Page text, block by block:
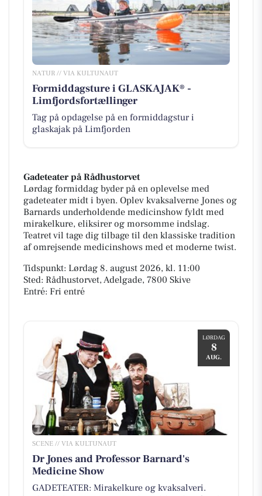
NATUR // VIA KULTUNAUT
Formiddagsture i GLASKAJAK® -
Limfjordsfortællinger
Tag på opdagelse på en formiddagstur i
glaskajak på Limfjorden
Gadeteater på Rådhustorvet
Lørdag formiddag byder på en oplevelse med
gadeteater midt i byen. Oplev kvaksalverne Jones og
Barnards underholdende medicinshow fyldt med
mirakelkure, eliksirer og morsomme indslag.
Teatret vil tage dig tilbage til den klassiske tradition
af omrejsende medicinshows med et moderne twist.
Tidspunkt: Lørdag 8. august 2026, kl. 11:00
Sted: Rådhustorvet, Adelgade, 7800 Skive
Entré: Fri entré
LØRDAG
8
AUG.
SCENE // VIA KULTUNAUT
Dr Jones and Professor Barnard's
Medicine Show
GADETEATER: Mirakelkure og kvaksalveri.